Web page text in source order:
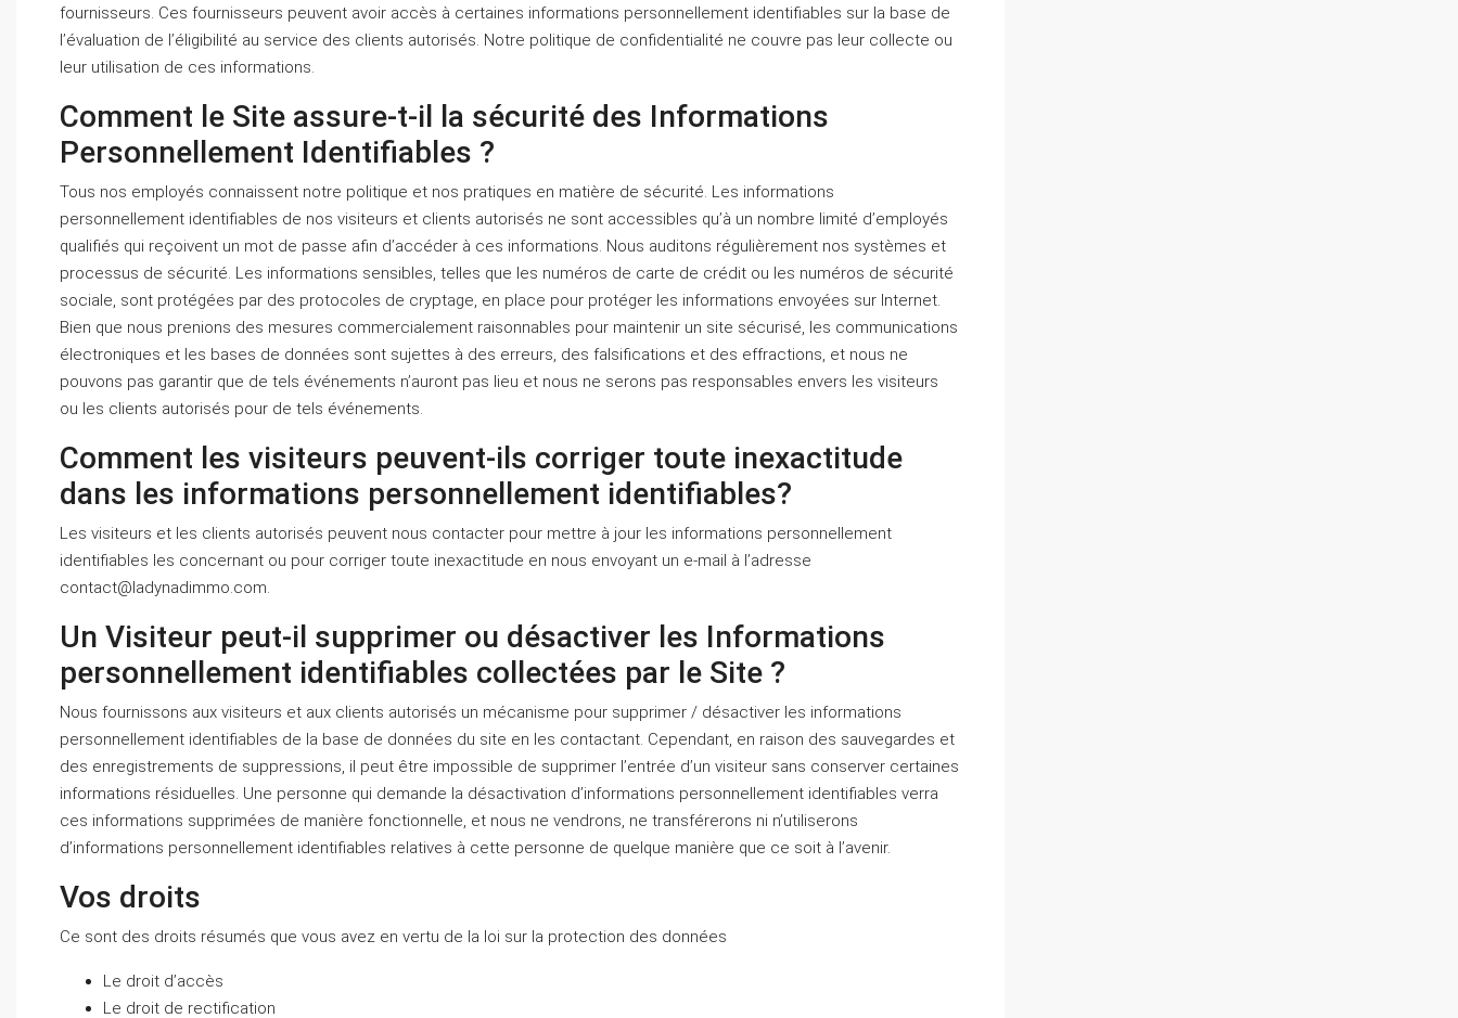
fournisseurs. Ces fournisseurs peuvent avoir accès à certaines informations personnellement identifiables sur la base de
l’évaluation de l’éligibilité au service des clients autorisés. Notre politique de confidentialité ne couvre pas leur collecte ou
leur utilisation de ces informations.
Comment le Site assure-t-il la sécurité des Informations
Personnellement Identifiables ?
Tous nos employés connaissent notre politique et nos pratiques en matière de sécurité. Les informations
personnellement identifiables de nos visiteurs et clients autorisés ne sont accessibles qu’à un nombre limité d’employés
qualifiés qui reçoivent un mot de passe afin d’accéder à ces informations. Nous auditons régulièrement nos systèmes et
processus de sécurité. Les informations sensibles, telles que les numéros de carte de crédit ou les numéros de sécurité
sociale, sont protégées par des protocoles de cryptage, en place pour protéger les informations envoyées sur Internet.
Bien que nous prenions des mesures commercialement raisonnables pour maintenir un site sécurisé, les communications
électroniques et les bases de données sont sujettes à des erreurs, des falsifications et des effractions, et nous ne
pouvons pas garantir que de tels événements n’auront pas lieu et nous ne serons pas responsables envers les visiteurs
ou les clients autorisés pour de tels événements.
Comment les visiteurs peuvent-ils corriger toute inexactitude
dans les informations personnellement identifiables?
Les visiteurs et les clients autorisés peuvent nous contacter pour mettre à jour les informations personnellement
identifiables les concernant ou pour corriger toute inexactitude en nous envoyant un e-mail à l’adresse
contact@ladynadimmo.com.
Un Visiteur peut-il supprimer ou désactiver les Informations
personnellement identifiables collectées par le Site ?
Nous fournissons aux visiteurs et aux clients autorisés un mécanisme pour supprimer / désactiver les informations
personnellement identifiables de la base de données du site en les contactant. Cependant, en raison des sauvegardes et
des enregistrements de suppressions, il peut être impossible de supprimer l’entrée d’un visiteur sans conserver certaines
informations résiduelles. Une personne qui demande la désactivation d’informations personnellement identifiables verra
ces informations supprimées de manière fonctionnelle, et nous ne vendrons, ne transférerons ni n’utiliserons
d’informations personnellement identifiables relatives à cette personne de quelque manière que ce soit à l’avenir.
Vos droits
Ce sont des droits résumés que vous avez en vertu de la loi sur la protection des données
Le droit d’accès
Le droit de rectification